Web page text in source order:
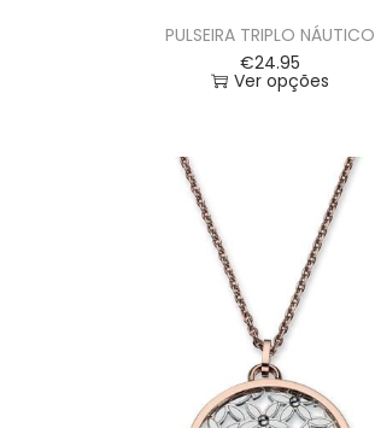
PULSEIRA TRIPLO NÁUTICO
€24.95
Ver opções